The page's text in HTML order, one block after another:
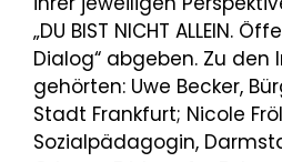
„DU BIST NICHT ALLEIN.
Dialog“ abgeben. Zu den
gehörten: Uwe Becker,
Stadt Frankfurt; Nicole
Sozialpädagogin,